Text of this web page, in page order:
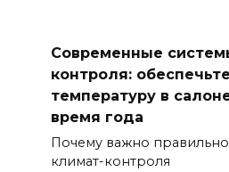
Современные
контроля:
температуру в
время года
Почему важно
климат-контроля